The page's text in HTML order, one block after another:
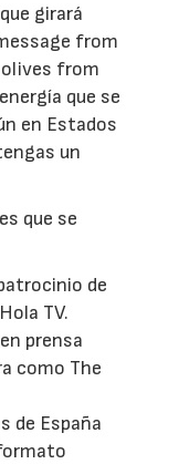
girará
from
olives from
que se
en Estados
un
que se
de
TV.
prensa
como The
de España